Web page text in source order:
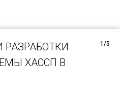
РАЗРАБОТКИ
ХАССП В
1/5